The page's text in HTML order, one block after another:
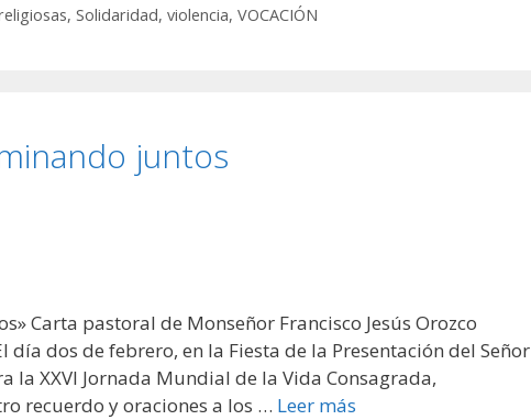
,Solidaridad,violencia,VOCACIÓN
juntos
Carta pastoral de Monseñor Francisco Jesús Orozco
dos de febrero, en la Fiesta de la Presentación del Señor
la XXVI Jornada Mundial de la Vida Consagrada,
recuerdo y oraciones a los … Leer más